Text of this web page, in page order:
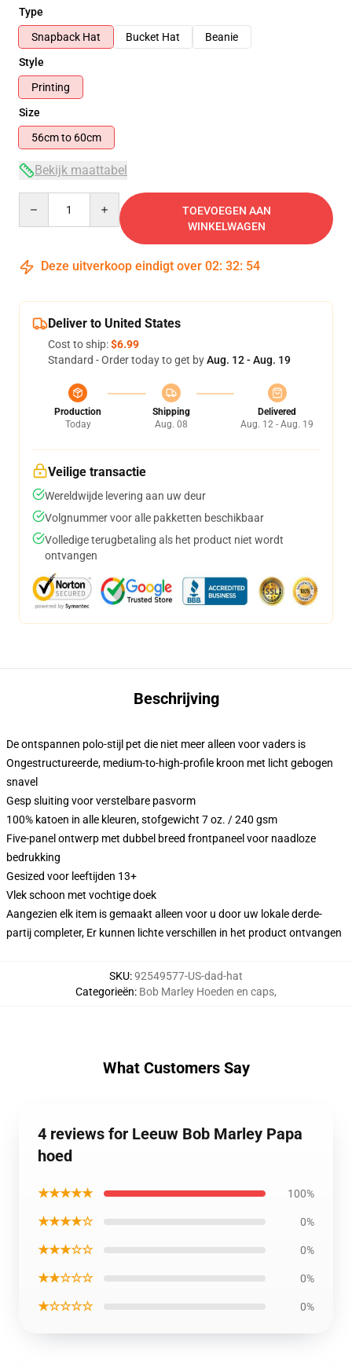
Type
Snapback Hat
Bucket Hat
Beanie
Style
Printing
Size
56cm to 60cm
Bekijk maattabel
TOEVOEGEN AAN
WINKELWAGEN
Deze uitverkoop eindigt over 02: 32: 54
Deliver to United States
Cost to ship:$6.99
Standard - Order today to get byAug. 12 - Aug. 19
Production
Today
Shipping
Aug. 08
Delivered
Aug. 12 - Aug. 19
Veilige transactie
Wereldwijde levering aan uw deur
Volgnummer voor alle pakketten beschikbaar
Volledige terugbetaling als het product niet wordt
ontvangen
Beschrijving
De ontspannen polo-stijl pet die niet meer alleen voor vaders is
Ongestructureerde, medium-to-high-profile kroon met licht gebogen
snavel
Gesp sluiting voor verstelbare pasvorm
100% katoen in alle kleuren, stofgewicht 7 oz. / 240 gsm
Five-panel ontwerp met dubbel breed frontpaneel voor naadloze
bedrukking
Gesized voor leeftijden 13+
Vlek schoon met vochtige doek
Aangezien elk item is gemaakt alleen voor u door uw lokale derde-
partij completer, Er kunnen lichte verschillen in het product ontvangen
SKU:92549577-US-dad-hat
Categorieën: Bob Marley Hoeden en caps,
What Customers Say
4 reviews for Leeuw Bob Marley Papa
hoed
★★★★★ 100%
★★★★☆ 0%
★★★☆☆ 0%
★★☆☆☆ 0%
★☆☆☆☆ 0%